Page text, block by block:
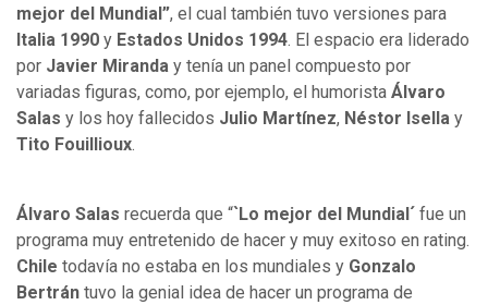
mejor del Mundial”, el cual también tuvo versiones para
Italia 1990 y Estados Unidos 1994. El espacio era liderado
por Javier Miranda y tenía un panel compuesto por
variadas figuras, como, por ejemplo, el humorista Álvaro
Salas y los hoy fallecidos Julio Martínez, Néstor Isella y
Tito Fouillioux.
Álvaro Salas recuerda que “`Lo mejor del Mundial´ fue un
programa muy entretenido de hacer y muy exitoso en rating.
Chile todavía no estaba en los mundiales y Gonzalo
Bertrán tuvo la genial idea de hacer un programa de